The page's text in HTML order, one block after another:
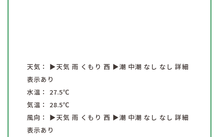
天気： ▶︎天気雨 くもり 西 ▶︎潮 中潮 なし なし詳細
表示あり
水温： 27.5℃
気温： 28.5℃
風向： ▶︎天気雨 くもり 西 ▶︎潮 中潮 なし なし詳細
表示あり